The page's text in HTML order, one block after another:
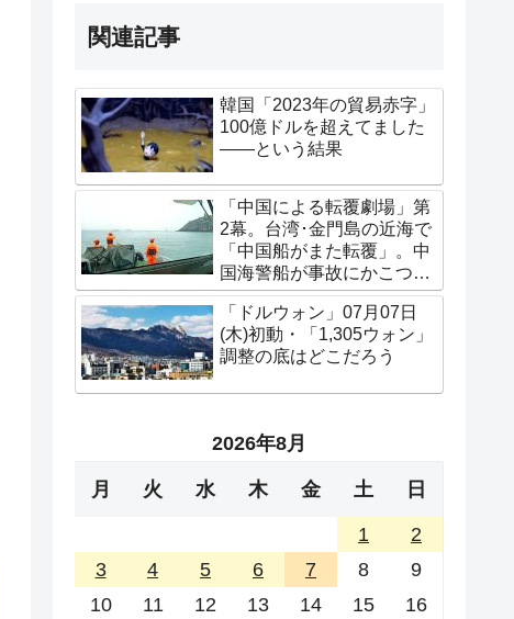
関連記事
韓国「2023年の貿易赤字」
100億ドルを超えてました
――という結果
「中国による転覆劇場」第
2幕。台湾･金門島の近海で
「中国船がまた転覆」。中
国海警船が事故にかこつけ
て侵入
「ドルウォン」07月07日
(木)初動・「1,305ウォン」
調整の底はどこだろう
2026年8月
月 火 水 木 金 土 日
1
2
3
4 5 6 7 8
9
10
11 12 13 14 15
16